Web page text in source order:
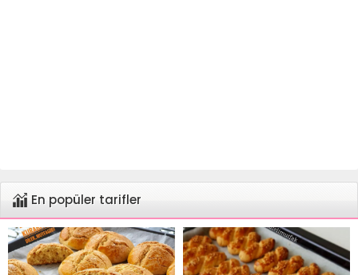
En popüler tarifler